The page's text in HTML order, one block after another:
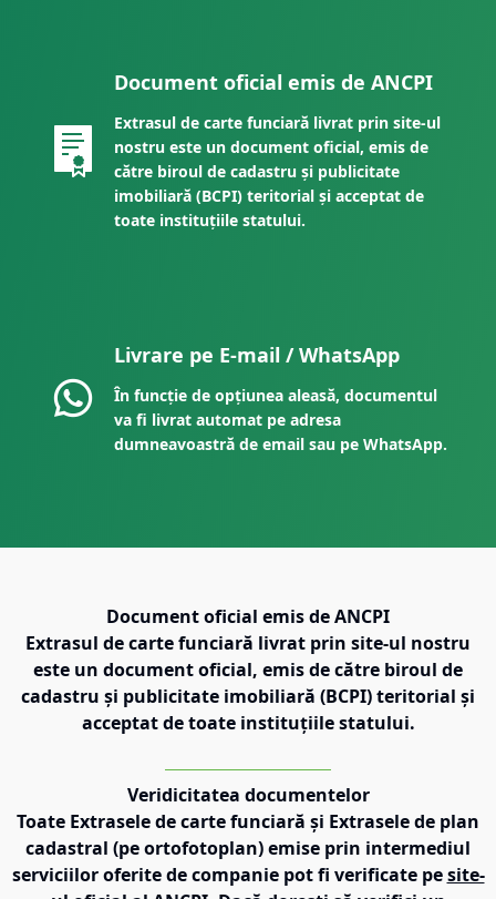
Document oficial emis de ANCPI
Extrasul de carte funciară livrat prin site-ul
nostru este un document oficial, emis de
către biroul de cadastru și publicitate
imobiliară (BCPI) teritorial și acceptat de
toate instituțiile statului.
Livrare pe E-mail / WhatsApp
În funcție de opțiunea aleasă, documentul
va fi livrat automat pe adresa
dumneavoastră de email sau pe WhatsApp.
Document oficial emis de ANCPI
Extrasul de carte funciară livrat prin site-ul nostru
este un document oficial, emis de către biroul de
cadastru și publicitate imobiliară (BCPI) teritorial și
acceptat de toate instituțiile statului.
Veridicitatea documentelor
Toate Extrasele de carte funciară și Extrasele de plan
cadastral (pe ortofotoplan) emise prin intermediul
serviciilor oferite de companie pot fi verificate pe site-